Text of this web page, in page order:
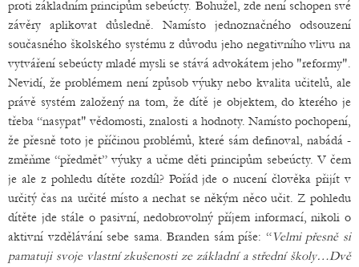
proti základním principům sebeúcty. Bohužel, zde není schopen své
závěry aplikovat důsledně. Namísto jednoznačného odsouzení
současného školského systému z důvodu jeho negativního vlivu na
vytváření sebeúcty mladé mysli se stává advokátem jeho "reformy".
Nevidí, že problémem není způsob výuky nebo kvalita učitelů, ale
právě systém založený na tom, že dítě je objektem, do kterého je
třeba “nasypat" vědomosti, znalosti a hodnoty. Namísto pochopení,
že přesně toto je příčinou problémů, které sám definoval, nabádá -
změňme “předmět” výuky a učme děti principům sebeúcty. V čem
je ale z pohledu dítěte rozdíl? Pořád jde o nucení člověka přijít v
určitý čas na určité místo a nechat se někým něco učit. Z pohledu
dítěte jde stále o pasivní, nedobrovolný příjem informací, nikoli o
aktivní vzdělávání sebe sama. Branden sám píše: “Velmi přesně si
pamatuji svoje vlastní zkušenosti ze základní a střední školy…Dvě